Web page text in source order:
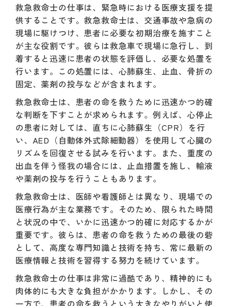
救急救命士の仕事は、緊急時における医療支援を提
供することです。救急救命士は、交通事故や急病の
現場に駆けつけ、患者に必要な初期治療を施すこと
が主な役割です。彼らは救急車で現場に急行し、到
着すると迅速に患者の状態を評価し、必要な処置を
行います。この処置には、心肺蘇生、止血、骨折の
固定、薬剤の投与などが含まれます。
救急救命士は、患者の命を救うために迅速かつ的確
な判断を下すことが求められます。例えば、心停止
の患者に対しては、直ちに心肺蘇生（CPR）を行
い、AED（自動体外式除細動器）を使用して心臓の
リズムを回復させる試みを行います。また、重度の
出血を伴う怪我の場合には、止血措置を施し、輸液
や薬剤の投与を行うこともあります。
救急救命士は、医師や看護師とは異なり、現場での
医療行為が主な業務です。そのため、限られた時間
と状況の中で、いかに迅速かつ的確に対応するかが
重要です。彼らは、患者の命を救うための最後の砦
として、高度な専門知識と技術を持ち、常に最新の
医療情報と技術を習得する努力を続けています。
救急救命士の仕事は非常に過酷であり、精神的にも
肉体的にも大きな負担がかかります。しかし、その
一方で、患者の命を救うという大きなやりがいと使